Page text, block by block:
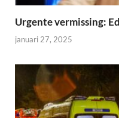
Urgente vermissing:
januari 27, 2025